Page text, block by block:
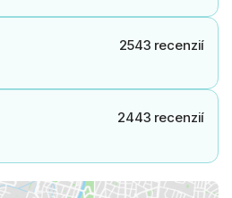
2543 recenzií
2443 recenzií